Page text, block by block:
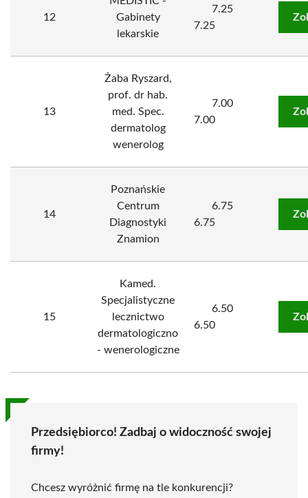
12
Gabinety
lekarskie
7.25
7.25
13
Żaba Ryszard,
prof. dr hab.
med. Spec.
dermatolog
wenerolog
7.00
7.00
14
Poznańskie
Centrum
Diagnostyki
Znamion
6.75
6.75
15
Kamed.
Specjalistyczne
lecznictwo
dermatologiczno
- wenerologiczne
6.50
6.50
Przedsiębiorco! Zadbaj o widoczność swojej
firmy!
Chcesz wyróżnić firmę na tle konkurencji?